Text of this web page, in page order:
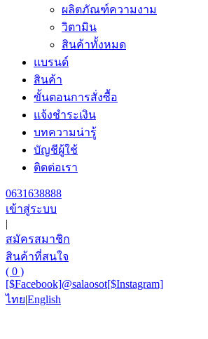
ผลิตภัณฑ์ความงาม
วิตามิน
สินค้าทั้งหมด
แบรนด์
สินค้า
ขั้นตอนการสั่งซื้อ
แจ้งชำระเงิน
บทความน่ารู้
บัญชีผู้ใช้
ติดต่อเรา
0631638888
เข้าสู่ระบบ
|
สมัครสมาชิก
สินค้าที่สนใจ
( 0 )
[$Facebook]@salaosot[$Instagram]
ไทย|English